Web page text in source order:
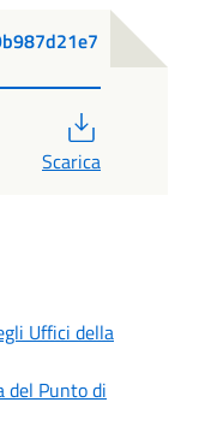
Scarica
Uffici della
del Punto di